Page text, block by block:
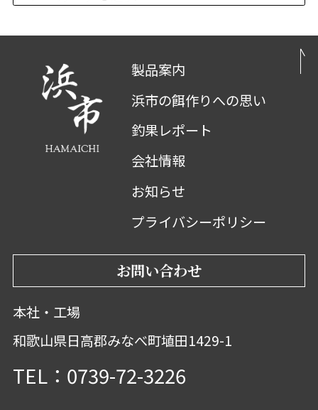
製品案内
浜市の餌作りへの思い
釣果レポート
会社情報
お知らせ
プライバシーポリシー
お問い合わせ
本社・工場
和歌山県日高郡みなべ町埴田1429-1
TEL：0739-72-3226